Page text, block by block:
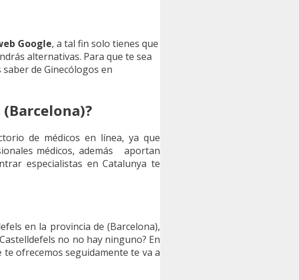
Google, a tal fin solo tienes que
alternativas. Para que te sea
saber de Ginecólogos en
de médicos en línea, ya que
médicos, además aportan
especialistas en Catalunya te
en la provincia de (Barcelona),
no no hay ninguno? En
te ofrecemos seguidamente te va a